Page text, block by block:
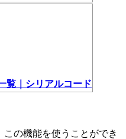
覧｜シリアルコード
の機能を使うことができ